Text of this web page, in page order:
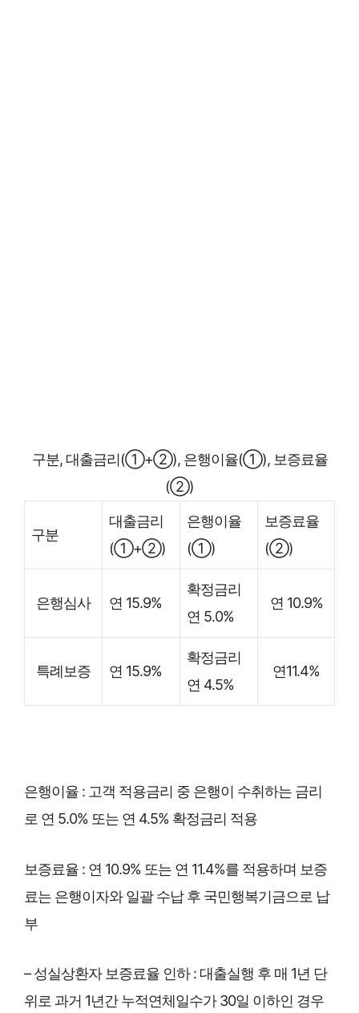
구분, 대출금리(①+②), 은행이율(①), 보증료율
(②)
구분
대출금리
(①+②)
은행이율
(①)
보증료율
(②)
은행심사 연 15.9%
확정금리
연 5.0%
연 10.9%
특례보증 연 15.9%
확정금리
연 4.5%
연11.4%
은행이율 : 고객 적용금리 중 은행이 수취하는 금리
로 연 5.0% 또는 연 4.5% 확정금리 적용
보증료율 : 연 10.9% 또는 연 11.4%를 적용하며 보증
료는 은행이자와 일괄 수납 후 국민행복기금으로 납
부
– 성실상환자 보증료율 인하: 대출실행 후 매 1년 단
위로 과거 1년간 누적연체일수가 30일 이하인 경우